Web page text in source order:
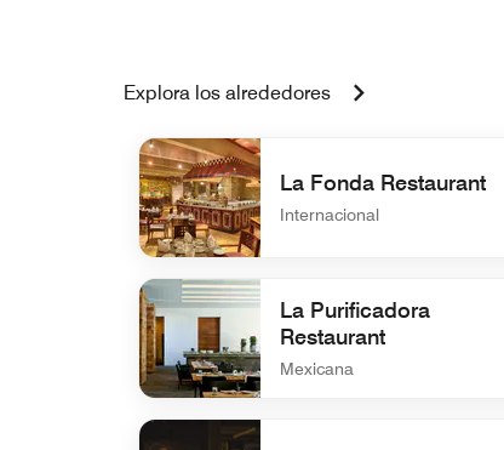
Explora los alrededores
La Fonda Restaurant
Internacional
undefined La Fonda Restaurant
La Purificadora
Restaurant
Mexicana
undefined La Purificadora Restaurant